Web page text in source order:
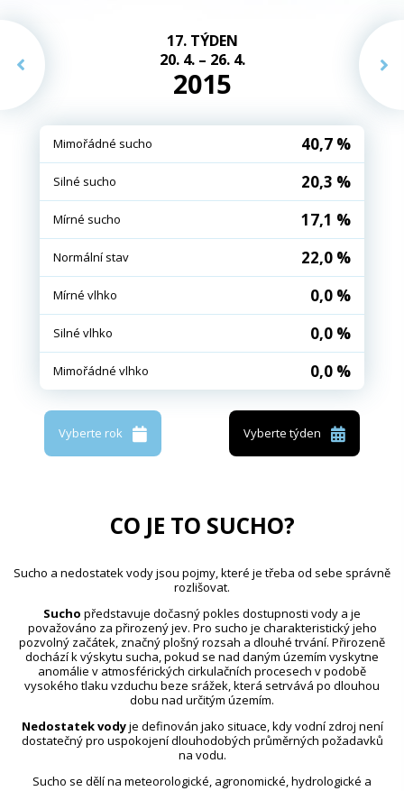
17. TÝDEN
20. 4. – 26. 4.
2015
Mimořádné sucho 40,7 %
Silné sucho 20,3 %
Mírné sucho 17,1 %
Normální stav 22,0 %
Mírné vlhko 0,0 %
Silné vlhko 0,0 %
Mimořádné vlhko 0,0 %
Vyberte rok Vyberte týden
CO JE TO SUCHO?
Sucho a nedostatek vody jsou pojmy, které je třeba od sebe správně
rozlišovat.
Sucho představuje dočasný pokles dostupnosti vody a je
považováno za přirozený jev. Pro sucho je charakteristický jeho
pozvolný začátek, značný plošný rozsah a dlouhé trvání. Přirozeně
dochází k výskytu sucha, pokud se nad daným územím vyskytne
anomálie v atmosférických cirkulačních procesech v podobě
vysokého tlaku vzduchu beze srážek, která setrvává po dlouhou
dobu nad určitým územím.
Nedostatek vodyje definován jako situace, kdy vodní zdroj není
dostatečný pro uspokojení dlouhodobých průměrných požadavků
na vodu.
Sucho se dělí na meteorologické, agronomické, hydrologické a